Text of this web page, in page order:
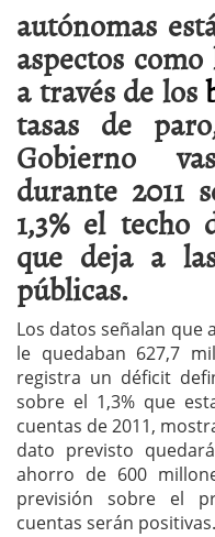
autónomas
aspectos
a través de los
tasas de
Gobierno
durante 2011
1,3% el
que deja a
públicas.
Los datos señalan que
le quedaban 627,7
registra un déficit
sobre el 1,3% que
cuentas de 2011,
dato previsto
ahorro de 600
previsión sobre el
cuentas serán positivas.